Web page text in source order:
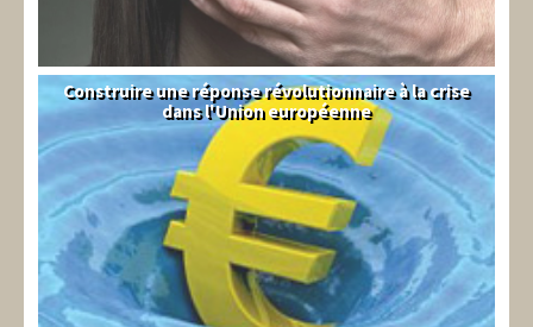
Syndical
Construire une réponse révolutionnaire à la crise
dans l'Union européenne